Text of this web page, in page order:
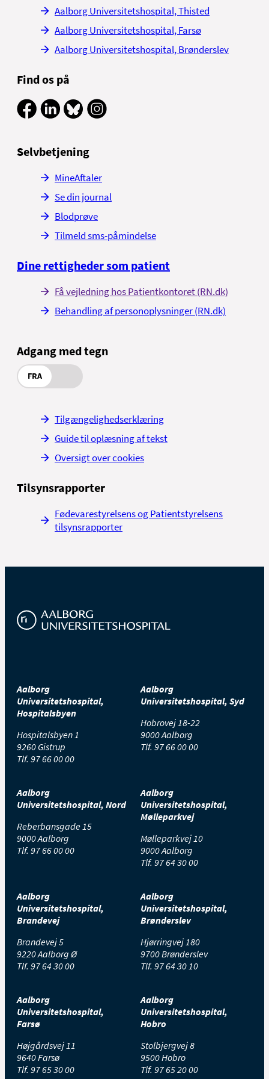
Aalborg Universitetshospital, Thisted
Aalborg Universitetshospital, Farsø
Aalborg Universitetshospital, Brønderslev
Find os på
Selvbetjening
MineAftaler
Se din journal
Blodprøve
Tilmeld sms-påmindelse
Dine rettigheder som patient
Få vejledning hos Patientkontoret (RN.dk)
Behandling af personoplysninger (RN.dk)
Adgang med tegn
FRA
Tilgængelighedserklæring
Guide til oplæsning af tekst
Oversigt over cookies
Tilsynsrapporter
Fødevarestyrelsens og Patientstyrelsens
tilsynsrapporter
Aalborg
Universitetshospital,
Hospitalsbyen
Hospitalsbyen 1
9260 Gistrup
Tlf. 97 66 00 00
Aalborg
Universitetshospital, Syd
Hobrovej 18-22
9000 Aalborg
Tlf. 97 66 00 00
Aalborg
Universitetshospital, Nord
Reberbansgade 15
9000 Aalborg
Tlf. 97 66 00 00
Aalborg
Universitetshospital,
Mølleparkvej
Mølleparkvej 10
9000 Aalborg
Tlf. 97 64 30 00
Aalborg
Universitetshospital,
Brandevej
Brandevej 5
9220 Aalborg Ø
Tlf. 97 64 30 00
Aalborg
Universitetshospital,
Brønderslev
Hjørringvej 180
9700 Brønderslev
Tlf. 97 64 30 10
Aalborg
Universitetshospital,
Farsø
Højgårdsvej 11
9640 Farsø
Tlf. 97 65 30 00
Aalborg
Universitetshospital,
Hobro
Stolbjergvej 8
9500 Hobro
Tlf. 97 65 20 00